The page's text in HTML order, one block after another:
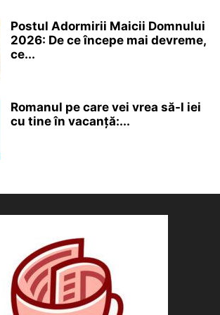
Postul Adormirii Maicii Domnului
2026: De ce începe mai devreme,
ce...
Romanul pe care vei vrea să-l iei
cu tine în vacanță:...